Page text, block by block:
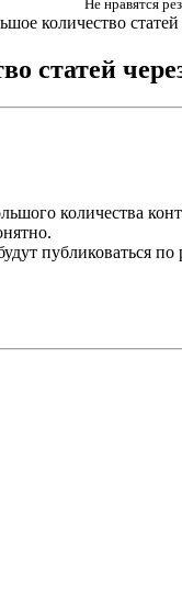
Не нравятся
количество
статей
количества
публиковаться